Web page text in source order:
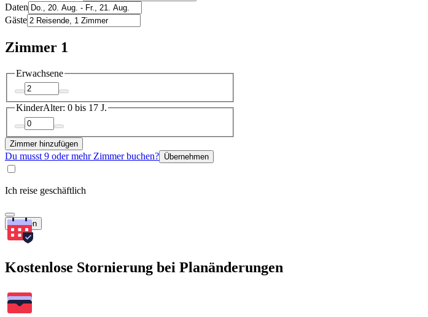
Daten
Gäste
Zimmer 1
Erwachsene
KinderAlter: 0 bis 17 J.
Zimmer hinzufügen
Du musst 9 oder mehr Zimmer buchen? Übernehmen
Ich reise geschäftlich
Suchen
Kostenlose Stornierung bei Planänderungen